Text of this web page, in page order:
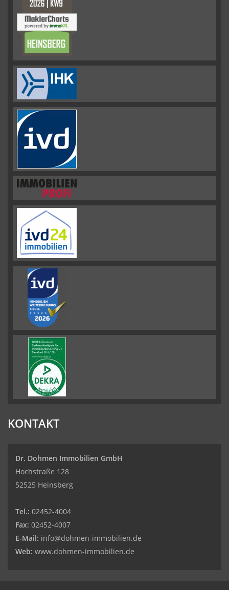
KONTAKT
Dr. Dohmen Immobilien GmbH
Hochstraße 128
52525 Heinsberg
Tel.: 02452-4004
Fax: 02452-4007
E-Mail: info@dohmen-immobilien.de
Web: www.dohmen-immobilien.de